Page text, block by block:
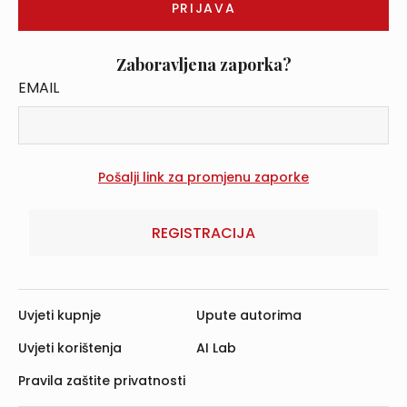
Zaboravljena zaporka?
EMAIL
REGISTRACIJA
Uvjeti kupnje
Uvjeti korištenja
Pravila zaštite privatnosti
Upute autorima
AI Lab